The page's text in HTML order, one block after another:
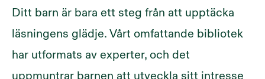
Ditt barn är bara ett steg från att upptäcka
läsningens glädje. Vårt omfattande bibliotek
har utformats av experter, och det
uppmuntrar barnen att utveckla sitt intresse